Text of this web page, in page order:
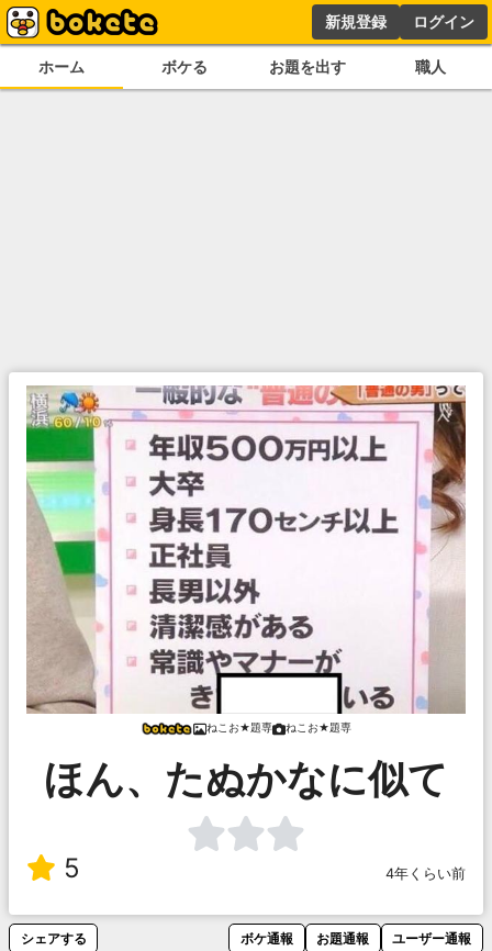
新規登録 ログイン
ホーム ボケる お題を出す 職人
ねこお★題専 ねこお★題専
ほん、たぬかなに似て
5 4年くらい前
シェアする ボケ通報 お題通報 ユーザー通報